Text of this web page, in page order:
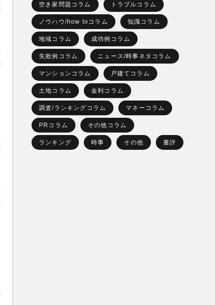
空き家問題コラム トラブルコラム
ノウハウ/how toコラム 知識コラム
地域コラム 成功例コラム
失敗例コラム ニュース/時事ネタコラム
マンションコラム 戸建てコラム
土地コラム 金利コラム
調査/ランキングコラム マネーコラム
PRコラム その他コラム
ランキング 時事 その他 書評